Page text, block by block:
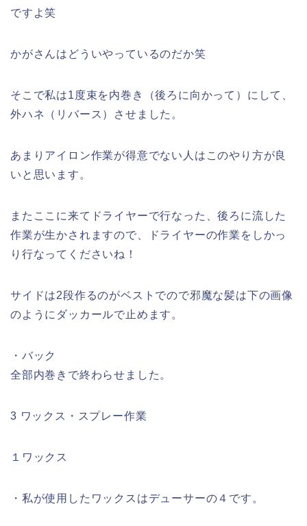
ですよ笑
かがさんはどういやっているのだか笑
そこで私は1度束を内巻き（後ろに向かって）にして、
外ハネ（リバース）させました。
あまりアイロン作業が得意でない人はこのやり方が良
いと思います。
またここに来てドライヤーで行なった、後ろに流した
作業が生かされますので、ドライヤーの作業をしかっ
り行なってくださいね！
サイドは2段作るのがベストでので邪魔な髪は下の画像
のようにダッカールで止めます。
・バック
全部内巻きで終わらせました。
3 ワックス・スプレー作業
１ワックス
・私が使用したワックスはデューサーの４です。